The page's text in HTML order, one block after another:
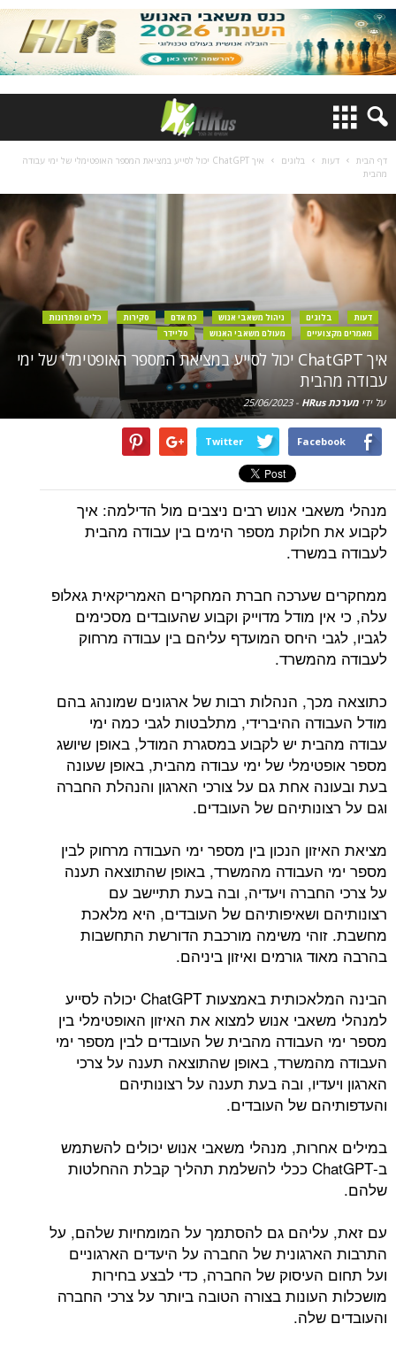
דף הבית דעות בלוגים
איך ChatGPT יכול לסייע במציאת המספר האופטימלי של ימי עבודה
מהבית
דעות בלוגים ניהול משאבי אנוש כח אדם סקירות
כלים ופתרונות
מאמרים מקצועיים
מעולם משאבי האנוש סליידר
איך ChatGPT יכול לסייע במציאת המספר האופטימלי של ימי
עבודה מהבית
על ידי מערכת HRus -
25/06/2023
Facebook
Twitter
מנהלי משאבי אנוש רבים ניצבים מול הדילמה: איך
לקבוע את חלוקת מספר הימים בין עבודה מהבית
לעבודה במשרד.
ממחקרים שערכה חברת המחקרים האמריקאית גאלופ
עלה, כי אין מודל מדוייק וקבוע שהעובדים מסכימים
לגביו, לגבי היחס המועדף עליהם בין עבודה מרחוק
לעבודה מהמשרד.
כתוצאה מכך, הנהלות רבות של ארגונים שמונהג בהם
מודל העבודה ההיברידי, מתלבטות לגבי כמה ימי
עבודה מהבית יש לקבוע במסגרת המודל, באופן שיושג
מספר אופטימלי של ימי עבודה מהבית, באופן שעונה
בעת ובעונה אחת גם על צורכי הארגון והנהלת החברה
וגם על רצונותיהם של העובדים.
מציאת האיזון הנכון בין מספר ימי העבודה מרחוק לבין
מספר ימי העבודה מהמשרד, באופן שהתוצאה תענה
על צרכי החברה ויעדיה, ובה בעת תתיישב עם
רצונותיהם ושאיפותיהם של העובדים, היא מלאכת
מחשבת. זוהי משימה מורכבת הדורשת התחשבות
בהרבה מאוד גורמים ואיזון ביניהם.
הבינה המלאכותית באמצעות ChatGPT יכולה לסייע
למנהלי משאבי אנוש למצוא את האיזון האופטימלי בין
מספר ימי העבודה מהבית של העובדים לבין מספר ימי
העבודה מהמשרד, באופן שהתוצאה תענה על צרכי
הארגון ויעדיו, ובה בעת תענה על רצונותיהם
והעדפותיהם של העובדים.
במילים אחרות, מנהלי משאבי אנוש יכולים להשתמש
ב-ChatGPT ככלי להשלמת תהליך קבלת ההחלטות
שלהם.
עם זאת, עליהם גם להסתמך על המומחיות שלהם, על
התרבות הארגונית של החברה על היעדים הארגוניים
ועל תחום העיסוק של החברה, כדי לבצע בחירות
מושכלות העונות בצורה הטובה ביותר על צרכי החברה
והעובדים שלה.